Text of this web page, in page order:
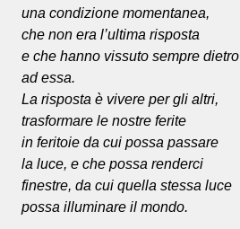
una condizione momentanea,
che non era l’ultima risposta
e che hanno vissuto sempre dietro
ad essa.
La risposta è vivere per gli altri,
trasformare le nostre ferite
in feritoie da cui possa passare
la luce, e che possa renderci
finestre, da cui quella stessa luce
possa illuminare il mondo.